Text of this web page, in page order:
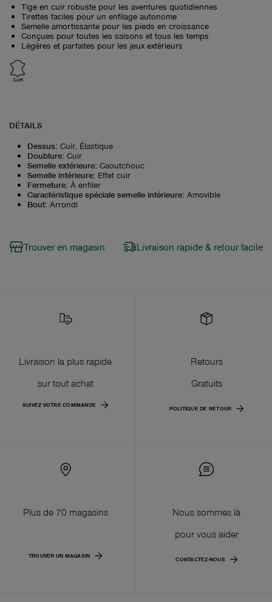
Tige en cuir robuste pour les aventures quotidiennes
Tirettes faciles pour un enfilage autonome
Semelle amortissante pour les pieds en croissance
Conçues pour toutes les saisons et tous les temps
Légères et parfaites pour les jeux extérieurs
CUIR
DÉTAILS
Dessus: Cuir, Élastique
Doublure: Cuir
Semelle extérieure: Caoutchouc
Semelle intérieure: Effet cuir
Fermeture: À enfiler
Caractéristique spéciale semelle intérieure: Amovible
Bout: Arrondi
Trouver en magasin Livraison rapide & retour facile
Livraison la plus rapide
sur tout achat
SUIVEZ VOTRE COMMANDE
Retours
Gratuits
POLITIQUE DE RETOUR
Plus de 70 magasins
TROUVER UN MAGASIN
Nous sommes là
pour vous aider
CONTACTEZ-NOUS